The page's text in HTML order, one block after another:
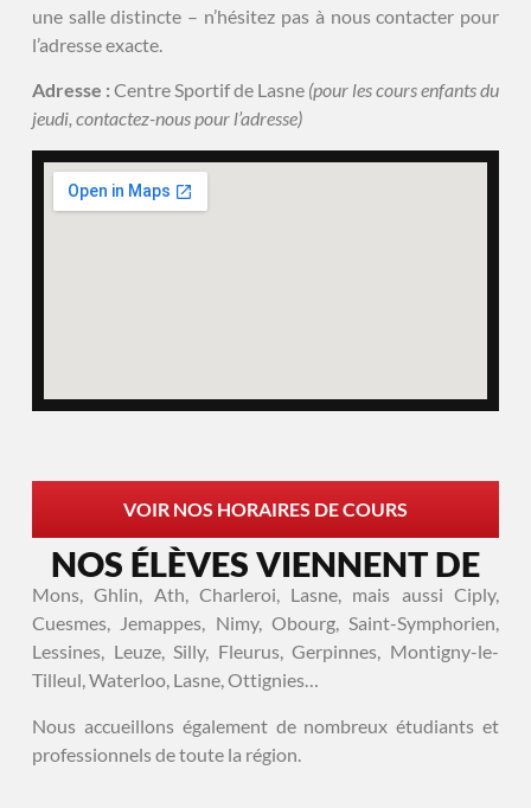
une salle distincte – n’hésitez pas à nous contacter pour
l’adresse exacte.
Adresse : Centre Sportif de Lasne (pour les cours enfants du
jeudi, contactez-nous pour l’adresse)
VOIR NOS HORAIRES DE COURS
NOS ÉLÈVES VIENNENT DE
Mons, Ghlin, Ath, Charleroi, Lasne, mais aussi Ciply,
Cuesmes, Jemappes, Nimy, Obourg, Saint-Symphorien,
Lessines, Leuze, Silly, Fleurus, Gerpinnes, Montigny-le-
Tilleul, Waterloo, Lasne, Ottignies…
Nous accueillons également de nombreux étudiants et
professionnels de toute la région.